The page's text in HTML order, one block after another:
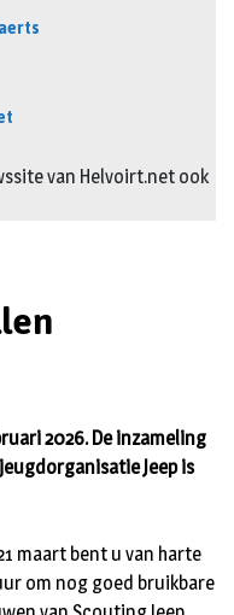
van Helvoirt.net ook
2026. De inzameling
Jeep is
maart bent u van harte
om nog goed bruikbare